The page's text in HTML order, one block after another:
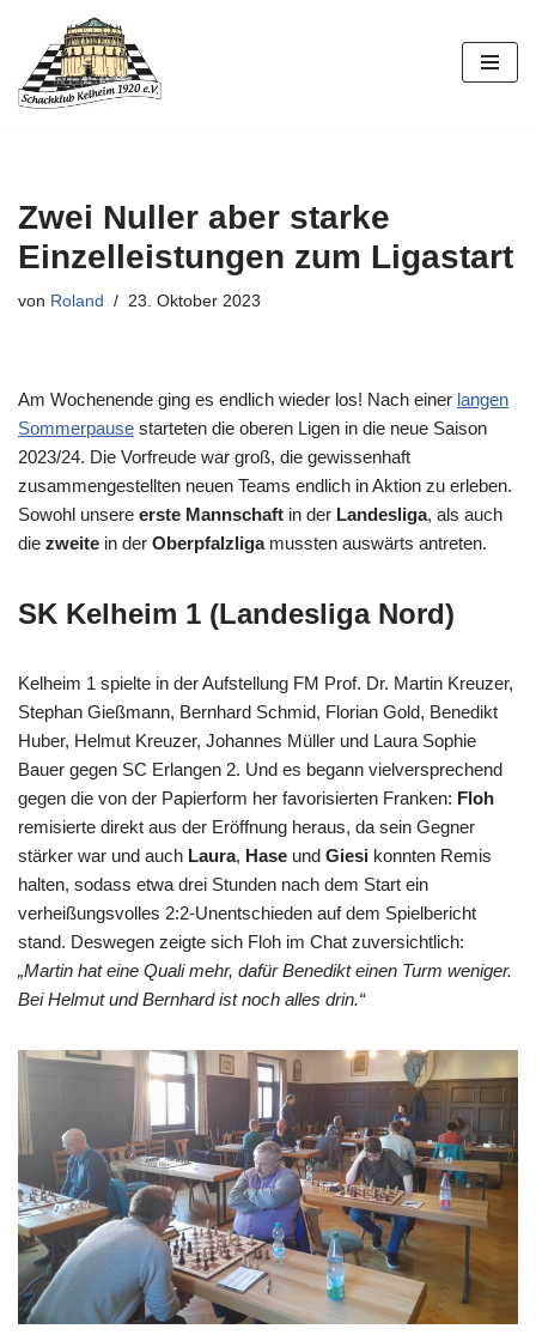
Zum
Inhalt
Zwei Nuller aber starke
Einzelleistungen zum Ligastart
von Roland 23. Oktober 2023
Am Wochenende ging es endlich wieder los! Nach einer langen
Sommerpause starteten die oberen Ligen in die neue Saison
2023/24. Die Vorfreude war groß, die gewissenhaft
zusammengestellten neuen Teams endlich in Aktion zu erleben.
Sowohl unsere erste Mannschaft in der Landesliga, als auch
die zweite in der Oberpfalzliga mussten auswärts antreten.
SK Kelheim 1 (Landesliga Nord)
Kelheim 1 spielte in der Aufstellung FM Prof. Dr. Martin Kreuzer,
Stephan Gießmann, Bernhard Schmid, Florian Gold, Benedikt
Huber, Helmut Kreuzer, Johannes Müller und Laura Sophie
Bauer gegen SC Erlangen 2. Und es begann vielversprechend
gegen die von der Papierform her favorisierten Franken: Floh
remisierte direkt aus der Eröffnung heraus, da sein Gegner
stärker war und auch Laura, Hase und Giesi konnten Remis
halten, sodass etwa drei Stunden nach dem Start ein
verheißungsvolles 2:2-Unentschieden auf dem Spielbericht
stand. Deswegen zeigte sich Floh im Chat zuversichtlich:
„Martin hat eine Quali mehr, dafür Benedikt einen Turm weniger.
Bei Helmut und Bernhard ist noch alles drin.“